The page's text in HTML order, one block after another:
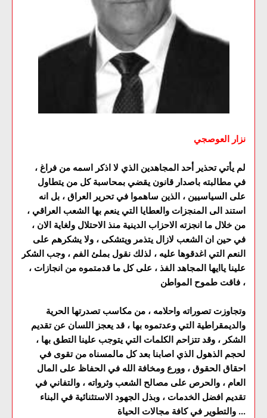
نزار العوصجي
لم يأتي تحذير أحد المجاهدين الذي لا اذكر اسمه من فراغ ،
في مطالبته باصدار قانون يقضي بمحاسبة كل من يتطاول
على السياسيين ، الذين ساهموا في تحرير العراق ، بل انه
استند الى المنجزات والعطايا التي ينعم بها الشعب العراقي ،
من خلال ما انجزته الاحزاب الدينية منذ الاحتلال ولغاية الان ،
في حين ان الشعب لازال يتذمر ويتشكى ، ولا يشكرهم على
النعم التي اغدقوها عليه ، لذلك نقول بملئ الفم ، وجب الشكر
علينا ياايها المجاهد الفذ ، على كل ما قدمتموه من انجازات ،
فاقت طموح المواطن ،
والديمقراطية التي وعدتموه بها ، قد يعجز اللسان عن تقديم
الشكر ، وقد تتزاحم الكلمات التي يتوجب علينا التطق بها ،
لحجم الذهول الذي اصابنا بعد كل مالمسناه من تقوى في
احقاق الحقوق ، وورع ومخافة الله في الحفاظ على المال
العام ، والحرص على مصالح الشعب وثرواته ، والتفاني في
تقديم افضل الخدمات ، وبذل الجهود الاستثنائية في البناء
والتطوير في كافة مجالات الحياة ...